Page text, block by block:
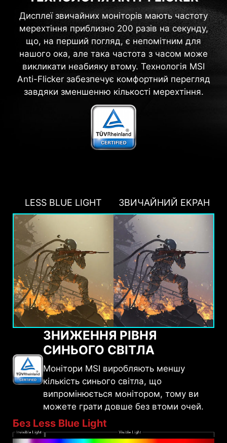
ТЕХНОЛОГІЯ ANTI-FLICKER
Дисплеї звичайних моніторів мають частоту
мерехтіння приблизно 200 разів на секунду,
що, на перший погляд, є непомітним для
нашого ока, але така частота з часом може
викликати неабияку втому. Технологія MSI
Anti-Flicker забезпечує комфортний перегляд
завдяки зменшенню кількості мерехтіння.
LESS BLUE LIGHT ЗВИЧАЙНИЙ ЕКРАН
ЗНИЖЕННЯ РІВНЯ
Монітори MSI виробляють меншу
кількість синього світла, що
випромінюється монітором, тому ви
можете грати довше без втоми очей.
Без Less Blue Light